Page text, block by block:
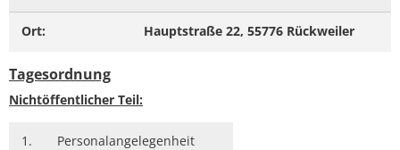
Ort: Hauptstraße 22, 55776 Rückweiler
Tagesordnung
Nichtöffentlicher Teil:
1. Personalangelegenheit